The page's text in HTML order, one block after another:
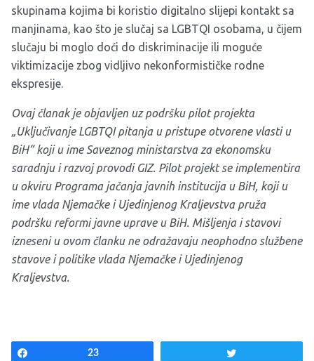
skupinama kojima bi koristio digitalno slijepi kontakt sa
manjinama, kao što je slučaj sa LGBTQI osobama, u čijem
slučaju bi moglo doći do diskriminacije ili moguće
viktimizacije zbog vidljivo nekonformističke rodne
ekspresije.
Ovaj članak je objavljen uz podršku pilot projekta
„Uključivanje LGBTQI pitanja u pristupe otvorene vlasti u
BiH“ koji u ime Saveznog ministarstva za ekonomsku
saradnju i razvoj provodi GIZ. Pilot projekt se implementira
u okviru Programa jačanja javnih institucija u BiH, koji u
ime vlada Njemačke i Ujedinjenog Kraljevstva pruža
podršku reformi javne uprave u BiH. Mišljenja i stavovi
izneseni u ovom članku ne odražavaju neophodno službene
stavove i politike vlada Njemačke i Ujedinjenog
Kraljevstva.
23